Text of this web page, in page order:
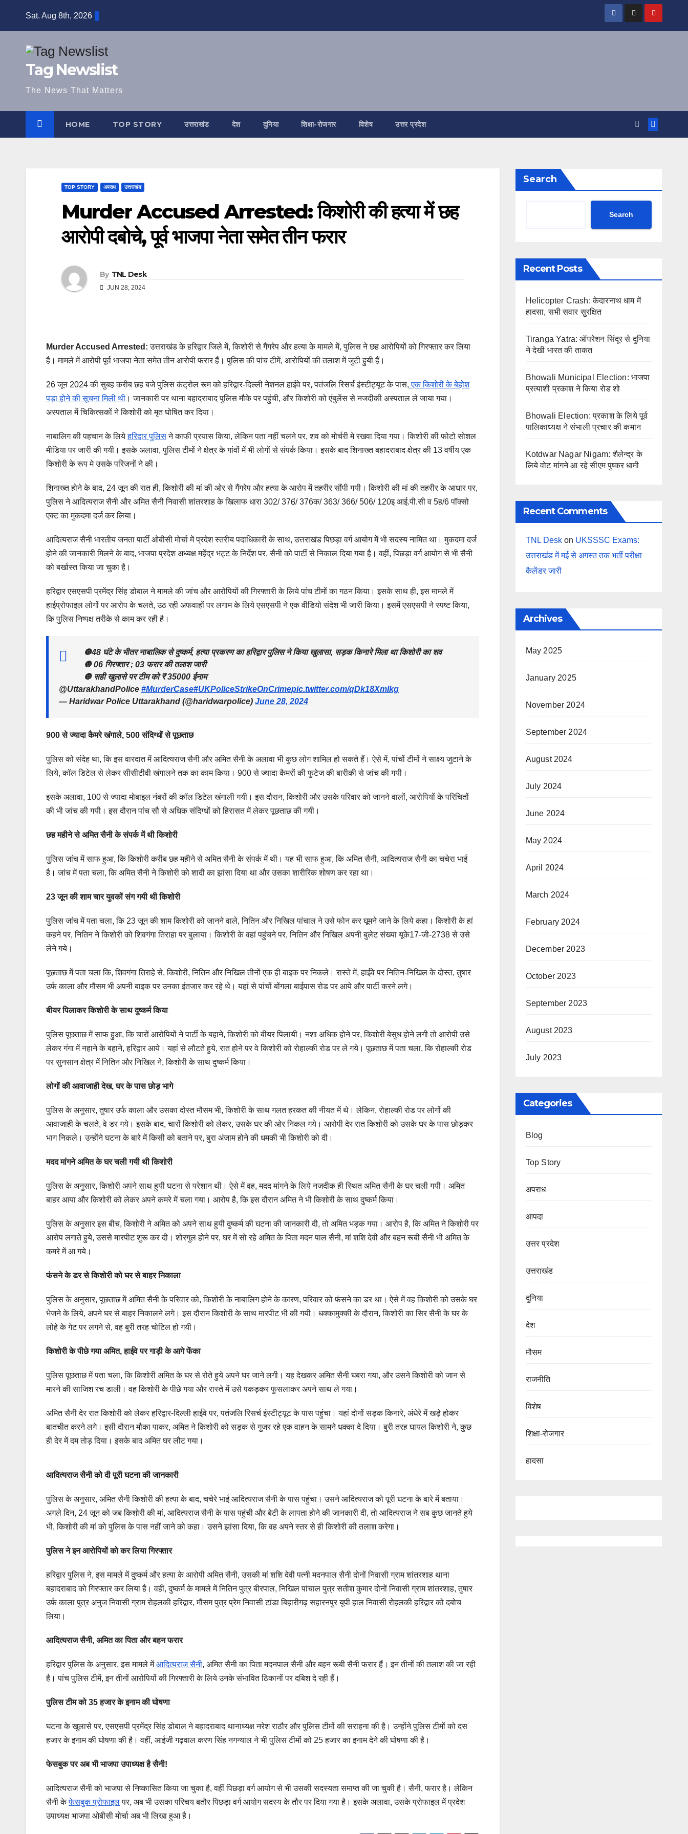
Sat. Aug 8th, 2026
Tag Newslist
The News That Matters
HOME TOP STORY उत्तराखंड देश दुनिया शिक्षा-रोजगार विशेष उत्तर प्रदेश
TOP STORY अपराध उत्तराखंड
Murder Accused Arrested: किशोरी की हत्या में छह
आरोपी दबोचे, पूर्व भाजपा नेता समेत तीन फरार
By TNL Desk
JUN 28, 2024
Murder Accused Arrested: उत्तराखंड के हरिद्वार जिले में, किशोरी से गैंगरेप और हत्या के मामले में, पुलिस ने छह आरोपियों को गिरफ्तार कर लिया
है। मामले में आरोपी पूर्व भाजपा नेता समेत तीन आरोपी फरार हैं। पुलिस की पांच टीमें, आरोपियों की तलाश में जुटी हुयी हैं।
26 जून 2024 की सुबह करीब छह बजे पुलिस कंट्रोल रूम को हरिद्वार-दिल्ली नेशनल हाईवे पर, पतंजलि रिसर्च इंस्टीट्यूट के पास, एक किशोरी के बेहोश
पड़ा होने की सूचना मिली थी । जानकारी पर थाना बहादराबाद पुलिस मौके पर पहुंची, और किशोरी को एंबुलेंस से नजदीकी अस्पताल ले जाया गया।
अस्पताल में चिकित्सकों ने किशोरी को मृत घोषित कर दिया।
नाबालिग की पहचान के लियेहरिद्वार पुलिसने काफी प्रयास किया, लेकिन पता नहीं चलने पर, शव को मोर्चरी मे रखवा दिया गया। किशोरी की फोटो सोशल
मीडिया पर जारी की गयी। इसके अलावा, पुलिस टीमों ने क्षेत्र के गांवों में भी लोगों से संपर्क किया। इसके बाद शिनाख्त बहादराबाद क्षेत्र की 13 वर्षीय एक
किशोरी के रूप मे उसके परिजनों ने की।
शिनाख्त होने के बाद, 24 जून की रात ही, किशोरी की मां की ओर से गैंगरेप और हत्या के आरोप में तहरीर सौंपी गयी। किशोरी की मां की तहरीर के आधार पर,
पुलिस ने आदित्यराज सैनी और अमित सैनी निवासी शांतरशाह के खिलाफ धारा 302/ 376ं/ 376क/ 363/ 366/ 506/ 120इ आई.पी.सी व 5ह/6 पॉक्सो
एक्ट का मुकदमा दर्ज कर लिया।
आदित्यराज सैनी भारतीय जनता पार्टी ओबीसी मोर्चा में प्रदेश स्तरीय पदाधिकारी के साथ, उत्तराखंड पिछड़ा वर्ग आयोग में भी सदस्य नामित था। मुकदमा दर्ज
होने की जानकारी मिलने के बाद, भाजपा प्रदेश अध्यक्ष महेंद्र भट्ट के निर्देश पर, सैनी को पार्टी से निकाल दिया गया है। वहीं, पिछड़ा वर्ग आयोग से भी सैनी
को बर्खास्त किया जा चुका है।
हरिद्वार एसएसपी प्रमेंद्र सिंह डोबाल ने मामले की जांच और आरोपियों की गिरफ्तारी के लिये पांच टीमों का गठन किया। इसके साथ ही, इस मामले में
हाईप्रोफाइल लोगों पर आरोप के चलते, उठ रही अफवाहों पर लगाम के लिये एसएसपी ने एक वीडियो संदेश भी जारी किया। इसमें एसएसपी ने स्पष्ट किया,
कि पुलिस निष्पक्ष तरीके से काम कर रही है।
🔘48 घंटे के भीतर नाबालिक से दुष्कर्म, हत्या प्रकरण का हरिद्वार पुलिस ने किया खुलासा, सड़क किनारे मिला था किशोरी का शव
🔘 06 गिरफ्तार ; 03 फरार की तलाश जारी
🔘 सही खुलासे पर टीम को ₹ 35000 ईनाम
@UttarakhandPolice #MurderCase#UKPoliceStrikeOnCrimepic.twitter.com/qDk18XmIkg
— Haridwar Police Uttarakhand (@haridwarpolice) June 28, 2024
900 से ज्यादा कैमरे खंगाले, 500 संदिग्धों से पूछताछ
पुलिस को संदेह था, कि इस वारदात में आदित्यराज सैनी और अमित सैनी के अलावा भी कुछ लोग शामिल हो सकते हैं। ऐसे में, पांचों टीमों ने साक्ष्य जुटाने के
लिये, कॉल डिटेल से लेकर सीसीटीवी खंगालने तक का काम किया। 900 से ज्यादा कैमरों की फुटेज की बारीकी से जांच की गयी।
इसके अलावा, 100 से ज्यादा मोबाइल नंबरों की कॉल डिटेल खंगाली गयी। इस दौरान, किशोरी और उसके परिवार को जानने वालों, आरोपियों के परिचितों
की भी जांच की गयी। इस दौरान पांच सौ से अधिक संदिग्धों को हिरासत में लेकर पूछताछ की गयी।
छह महीने से अमित सैनी के संपर्क में थी किशोरी
पुलिस जांच में साफ हुआ, कि किशोरी करीब छह महीने से अमित सैनी के संपर्क में थी। यह भी साफ हुआ, कि अमित सैनी, आदित्यराज सैनी का चचेरा भाई
है। जांच में पता चला, कि अमित सैनी ने किशोरी को शादी का झांसा दिया था और उसका शारीरिक शोषण कर रहा था।
23 जून की शाम चार युवकों संग गयी थी किशोरी
पुलिस जांच में पता चला, कि 23 जून की शाम किशोरी को जानने वाले, नितिन और निखिल पांचाल ने उसे फोन कर घूमने जाने के लिये कहा। किशोरी के हां
कहने पर, नितिन ने किशोरी को शिवगंगा तिराहा पर बुलाया। किशोरी के वहां पहुंचने पर, नितिन और निखिल अपनी बुलेट संख्या यूके17-जी-2738 से उसे
लेने गये।
पूछताछ में पता चला कि, शिवगंगा तिराहे से, किशोरी, नितिन और निखिल तीनों एक ही बाइक पर निकले। रास्ते में, हाईवे पर नितिन-निखिल के दोस्त, तुषार
उर्फ काला और मौसम भी अपनी बाइक पर उनका इंतजार कर रहे थे। यहां से पांचों बोंगला बाईपास रोड पर आये और पार्टी करने लगे।
बीयर पिलाकर किशोरी के साथ दुष्कर्म किया
पुलिस पूछताछ में साफ हुआ, कि चारों आरोपियों ने पार्टी के बहाने, किशोरी को बीयर पिलायी। नशा अधिक होने पर, किशोरी बेसुध होने लगी तो आरोपी उसे
लेकर गंगा में नहाने के बहाने, हरिद्वार आये। यहां से लौटते हुये, रात होने पर वे किशोरी को रोहाल्की रोड पर ले गये। पूछताछ में पता चला, कि रोहाल्की रोड
पर सुनसान क्षेत्र में नितिन और निखिल ने, किशोरी के साथ दुष्कर्म किया।
लोगों की आवाजाही देख, घर के पास छोड़ भागे
पुलिस के अनुसार, तुषार उर्फ काला और उसका दोस्त मौसम भी, किशोरी के साथ गलत हरकत की नीयत में थे। लेकिन, रोहाल्की रोड पर लोगों की
आवाजाही के चलते, वे डर गये। इसके बाद, चारों किशोरी को लेकर, उसके घर की ओर निकल गये। आरोपी देर रात किशोरी को उसके घर के पास छोड़कर
भाग निकले। उन्होंने घटना के बारे में किसी को बताने पर, बुरा अंजाम होने की धमकी भी किशोरी को दी।
मदद मांगने अमित के घर चली गयी थी किशोरी
पुलिस के अनुसार, किशोरी अपने साथ हुयी घटना से परेशान थी। ऐसे में वह, मदद मांगने के लिये नजदीक ही स्थित अमित सैनी के घर चली गयी। अमित
बाहर आया और किशोरी को लेकर अपने कमरे में चला गया। आरोप है, कि इस दौरान अमित ने भी किशोरी के साथ दुष्कर्म किया।
पुलिस के अनुसार इस बीच, किशोरी ने अमित को अपने साथ हुयी दुष्कर्म की घटना की जानकारी दी, तो अमित भड़क गया। आरोप है, कि अमित ने किशोरी पर
आरोप लगाते हुये, उससे मारपीट शुरू कर दी। शोरगुल होने पर, घर में सो रहे अमित के पिता मदन पाल सैनी, मां शशि देवी और बहन रूबी सैनी भी अमित के
कमरे में आ गये।
फंसने के डर से किशोरी को घर से बाहर निकाला
पुलिस के अनुसार, पूछताछ में अमित सैनी के परिवार को, किशोरी के नाबालिग होने के कारण, परिवार को फंसने का डर था। ऐसे में वह किशोरी को उसके घर
भेजने के लिये, अपने घर से बाहर निकालने लगे। इस दौरान किशोरी के साथ मारपीट भी की गयी। धक्कामुक्की के दौरान, किशोरी का सिर सैनी के घर के
लोहे के गेट पर लगने से, वह बुरी तरह चोटिल हो गयी।
किशोरी के पीछे गया अमित, हाईवे पर गाड़ी के आगे फेंका
पुलिस पूछताछ में पता चला, कि किशोरी अमित के घर से रोते हुये अपने घर जाने लगी। यह देखकर अमित सैनी घबरा गया, और उसने किशोरी को जान से
मारने की साजिश रच डाली। वह किशोरी के पीछे गया और रास्ते में उसे पकड़कर फुसलाकर अपने साथ ले गया।
अमित सैनी देर रात किशोरी को लेकर हरिद्वार-दिल्ली हाईवे पर, पतंजलि रिसर्च इंस्टीट्यूट के पास पहुंचा। यहां दोनों सड़क किनारे, अंधेरे में खड़े होकर
बातचीत करने लगे। इसी दौरान मौका पाकर, अमित ने किशोरी को सड़क से गुजर रहे एक वाहन के सामने धक्का दे दिया। बुरी तरह घायल किशोरी ने, कुछ
ही देर में दम तोड़ दिया। इसके बाद अमित घर लौट गया।
आदित्यराज सैनी को दी पूरी घटना की जानकारी
पुलिस के अनुसार, अमित सैनी किशोरी की हत्या के बाद, चचेरे भाई आदित्यराज सैनी के पास पहुंचा। उसने आदित्यराज को पूरी घटना के बारे में बताया।
अगले दिन, 24 जून को जब किशोरी की मां, आदित्यराज सैनी के पास पहुंची और बेटी के लापता होने की जानकारी दी, तो आदित्यराज ने सब कुछ जानते हुये
भी, किशोरी की मां को पुलिस के पास नहीं जाने को कहा। उसने झांसा दिया, कि वह अपने स्तर से ही किशोरी की तलाश करेगा।
पुलिस ने इन आरोपियों को कर लिया गिरफ्तार
हरिद्वार पुलिस ने, इस मामले में दुष्कर्म और हत्या के आरोपी अमित सैनी, उसकी मां शशि देवी पत्नी मदनपाल सैनी दोनों निवासी ग्राम शांतरशाह थाना
बहादराबाद को गिरफ्तार कर लिया है। वहीं, दुष्कर्म के मामले में नितिन पुत्र बीरपाल, निखिल पांचाल पुत्र सतीश कुमार दोनों निवासी ग्राम शांतरशाह, तुषार
उर्फ काला पुत्र अनुज निवासी ग्राम रोहलकी हरिद्वार, मौसम पुत्र प्रेम निवासी टांडा बिहारीगढ़ सहारनपुर यूपी हाल निवासी रोहलकी हरिद्वार को दबोच
लिया।
आदित्यराज सैनी, अमित का पिता और बहन फरार
हरिद्वार पुलिस के अनुसार, इस मामले मेंआदित्यराज सैनी, अमित सैनी का पिता मदनपाल सैनी और बहन रूबी सैनी फरार हैं। इन तीनों की तलाश की जा रही
है। पांच पुलिस टीमें, इन तीनों आरोपियों की गिरफ्तारी के लिये उनके संभावित ठिकानों पर दबिश दे रही हैं।
पुलिस टीम को 35 हजार के इनाम की घोषणा
घटना के खुलासे पर, एसएसपी प्रमेंद्र सिंह डोबाल ने बहादराबाद थानाध्यक्ष नरेश राठौर और पुलिस टीमों की सराहना की है। उन्होंने पुलिस टीमों को दस
हजार के इनाम की घोषणा की है। वहीं, आईजी गढ़वाल करण सिंह नगन्याल ने भी पुलिस टीमों को 25 हजार का इनाम देने की घोषणा की है।
फेसबुक पर अब भी भाजपा उपाध्यक्ष है सैनी!
आदित्यराज सैनी को भाजपा से निष्कासित किया जा चुका है, वहीं पिछड़ा वर्ग आयोग से भी उसकी सदस्यता समाप्त की जा चुकी है। सैनी, फरार है। लेकिन
सैनी केफेसबुक प्रोफाइलपर, अब भी उसका परिचय बतौर पिछड़ा वर्ग आयोग सदस्य के तौर पर दिया गया है। इसके अलावा, उसके प्रोफाइल में प्रदेश
उपाध्यक्ष भाजपा ओबीसी मोर्चा अब भी लिखा हुआ है।
Search
Search
Recent Posts
Helicopter Crash: केदारनाथ धाम में
हादसा, सभी सवार सुरक्षित
Tiranga Yatra: ऑपरेशन सिंदूर से दुनिया
ने देखी भारत की ताकत
Bhowali Municipal Election: भाजपा
प्रत्याशी प्रकाश ने किया रोड शो
Bhowali Election: प्रकाश के लिये पूर्व
पालिकाध्यक्ष ने संभाली प्रचार की कमान
Kotdwar Nagar Nigam: शैलेन्द्र के
लिये वोट मांगने आ रहे सीएम पुष्कर धामी
Recent Comments
TNL Deskon UKSSSC Exams:
उत्तराखंड में मई से अगस्त तक भर्ती परीक्षा
कैलेंडर जारी
Archives
May 2025
January 2025
November 2024
September 2024
August 2024
July 2024
June 2024
May 2024
April 2024
March 2024
February 2024
December 2023
October 2023
September 2023
August 2023
July 2023
Categories
Blog
Top Story
अपराध
आपदा
उत्तर प्रदेश
उत्तराखंड
दुनिया
देश
मौसम
राजनीति
विशेष
शिक्षा-रोजगार
हादसा